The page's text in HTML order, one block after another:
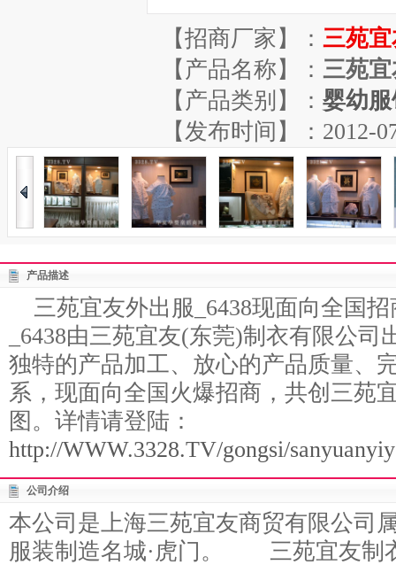
【招商厂家】： 三苑
【产品名称】： 三苑宜
【产品类别】： 婴幼
【发布时间】：2012-
产品描述
三苑宜友外出服_6438现面向全国
_6438由三苑宜友(东莞)制衣有限公
独特的产品加工、放心的产品质量、
系，现面向全国火爆招商，共创三苑
图。详情请登陆：
http://WWW.3328.TV/gongsi/
公司介绍
本公司是上海三苑宜友商贸有限公司
服装制造名城·虎门。 三苑宜友制